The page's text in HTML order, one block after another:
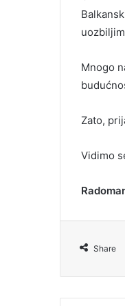
Mnogo
Zato,
Vidimo
Share